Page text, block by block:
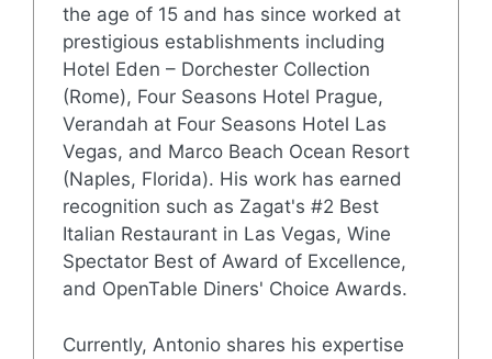
the age of 15 and has since worked at
prestigious establishments including
Hotel Eden – Dorchester Collection
(Rome), Four Seasons Hotel Prague,
Verandah at Four Seasons Hotel Las
Vegas, and Marco Beach Ocean Resort
(Naples, Florida). His work has earned
recognition such as Zagat's #2 Best
Italian Restaurant in Las Vegas, Wine
Spectator Best of Award of Excellence,
and OpenTable Diners' Choice Awards.
Currently, Antonio shares his expertise